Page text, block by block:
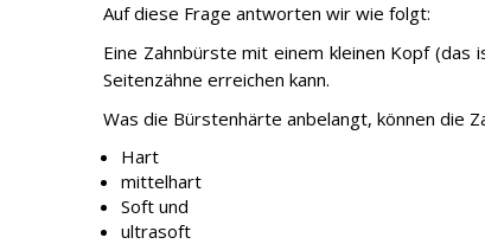
Auf diese Frage antworten wir wie folgt:
Eine Zahnbürste mit einem kleinen Kopf
Seitenzähne erreichen kann.
Was die Bürstenhärte anbelangt, können die
Hart
mittelhart
Soft und
ultrasoft